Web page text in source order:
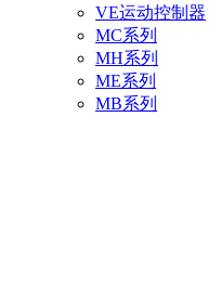
VE运动控制器
MC系列
MH系列
ME系列
MB系列